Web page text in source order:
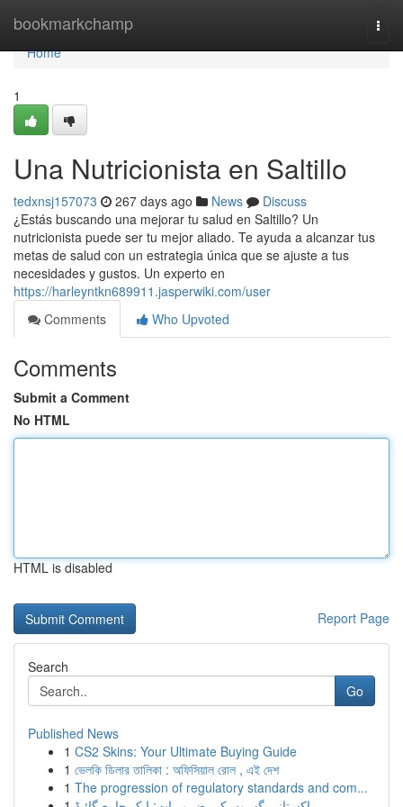
bookmarkchamp
Home
Home
1
Una Nutricionista en Saltillo
tedxnsj157073 267 days ago News
Discuss
¿Estás buscando una mejorar tu salud en Saltillo? Un
nutricionista puede ser tu mejor aliado. Te ayuda a alcanzar tus
metas de salud con un estrategia única que se ajuste a tus
necesidades y gustos. Un experto en
https://harleyntkn689911.jasperwiki.com/user
Comments
Who Upvoted
Comments
Submit a Comment
No HTML
HTML is disabled
Report Page
Search
Go
Published News
1 CS2 Skins: Your Ultimate Buying Guide
1 ভেলকি ডিলার তালিকা : অফিসিয়াল রোল , এই দেশ
1 The progression of regulatory standards and com...